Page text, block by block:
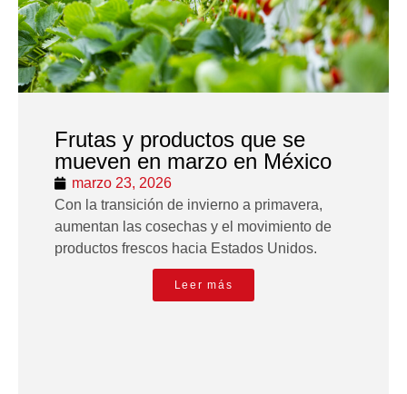
Frutas y productos que se
mueven en marzo en México
marzo 23, 2026
Con la transición de invierno a primavera,
aumentan las cosechas y el movimiento de
productos frescos hacia Estados Unidos.
Leer más